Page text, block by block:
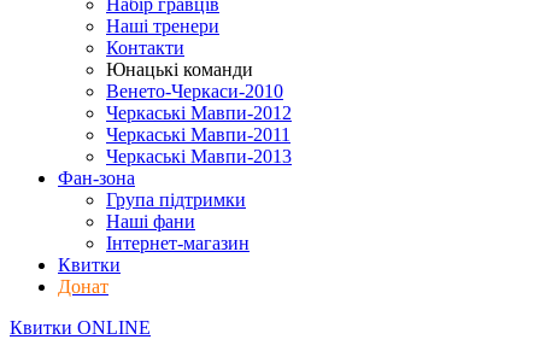
Набір гравців
Наші тренери
Контакти
Юнацькі команди
Венето-Черкаси-2010
Черкаські Мавпи-2012
Черкаські Мавпи-2011
Черкаські Мавпи-2013
Фан-зона
Група підтримки
Наші фани
Інтернет-магазин
Квитки
Донат
Квитки ONLINE